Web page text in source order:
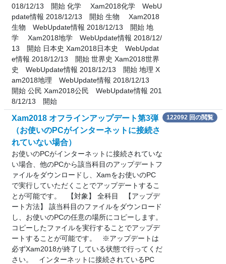
018/12/13 開始 化学 Xam2018化学 WebU
pdate情報 2018/12/13 開始 生物 Xam2018
生物 WebUpdate情報 2018/12/13 開始 地
学 Xam2018地学 WebUpdate情報 2018/12/
13 開始 日本史 Xam2018日本史 WebUpdat
e情報 2018/12/13 開始 世界史 Xam2018世界
史 WebUpdate情報 2018/12/13 開始 地理 X
am2018地理 WebUpdate情報 2018/12/13
開始 公民 Xam2018公民 WebUpdate情報 201
8/12/13 開始
Xam2018 オフラインアップデート第3弾
（お使いのPCがインターネットに接続さ
れていない場合）
お使いのPCがインターネットに接続されていな
い場合、他のPCから該当科目のアップデートフ
ァイルをダウンロードし、Xamをお使いのPC
で実行していただくことでアップデートするこ
とが可能です。 【対象】 全科目 【アップデ
ート方法】 該当科目のファイルをダウンロード
し、お使いのPCの任意の場所にコピーします。
コピーしたファイルを実行することでアップデ
ートすることが可能です。 ※アップデートは
必ずXam2018が終了している状態で行ってくだ
さい。 インターネットに接続されているPC
122092 回の閲覧